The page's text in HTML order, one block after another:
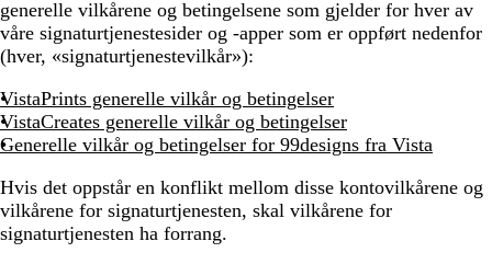
generelle vilkårene og betingelsene som gjelder for hver av
våre signaturtjenestesider og -apper som er oppført nedenfor
(hver, «signaturtjenestevilkår»):
VistaPrints generelle vilkår og betingelser
VistaCreates generelle vilkår og betingelser
Generelle vilkår og betingelser for 99designs fra Vista
Hvis det oppstår en konflikt mellom disse kontovilkårene og
vilkårene for signaturtjenesten, skal vilkårene for
signaturtjenesten ha forrang.